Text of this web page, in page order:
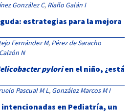
González C, Riaño Galán I
estrategias para la mejora
Fernández M, Pérez de Saracho
N
pylorien el niño, ¿está
Pascual M L, González Marcos M I
intencionadas en Pediatría, un